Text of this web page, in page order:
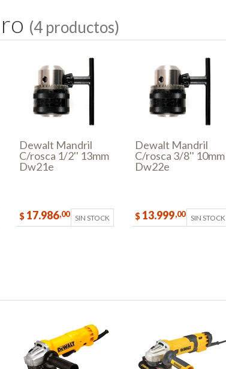
ro (4 productos)
Dewalt Mandril
C/rosca 1/2'' 13mm
Dw21e
$ 17.986,00 SIN STOCK
Dewalt Mandril
C/rosca 3/8'' 10mm
Dw22e
$ 13.999,00 SIN STOCK